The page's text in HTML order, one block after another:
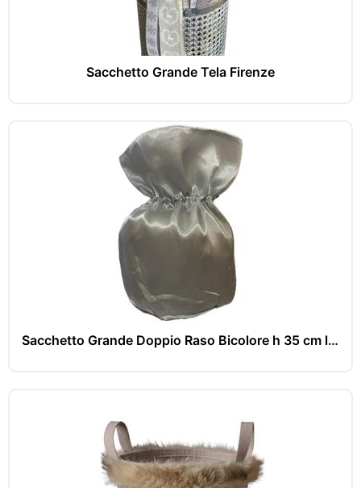
Sacchetto Grande Tela Firenze
Sacchetto Grande Doppio Raso Bicolore h 35 cm l 23x23 cm